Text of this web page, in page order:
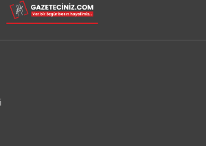
KONSER
İŞİTME ENGELLİ MÜŞTERİ,